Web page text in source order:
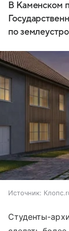
В Каменском
по
Источник:
Студенты-